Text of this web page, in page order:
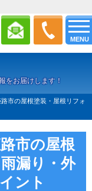
MENU
をお届けします！
市の屋根塗装・屋根リフォ
市の屋根
漏り・外
ント